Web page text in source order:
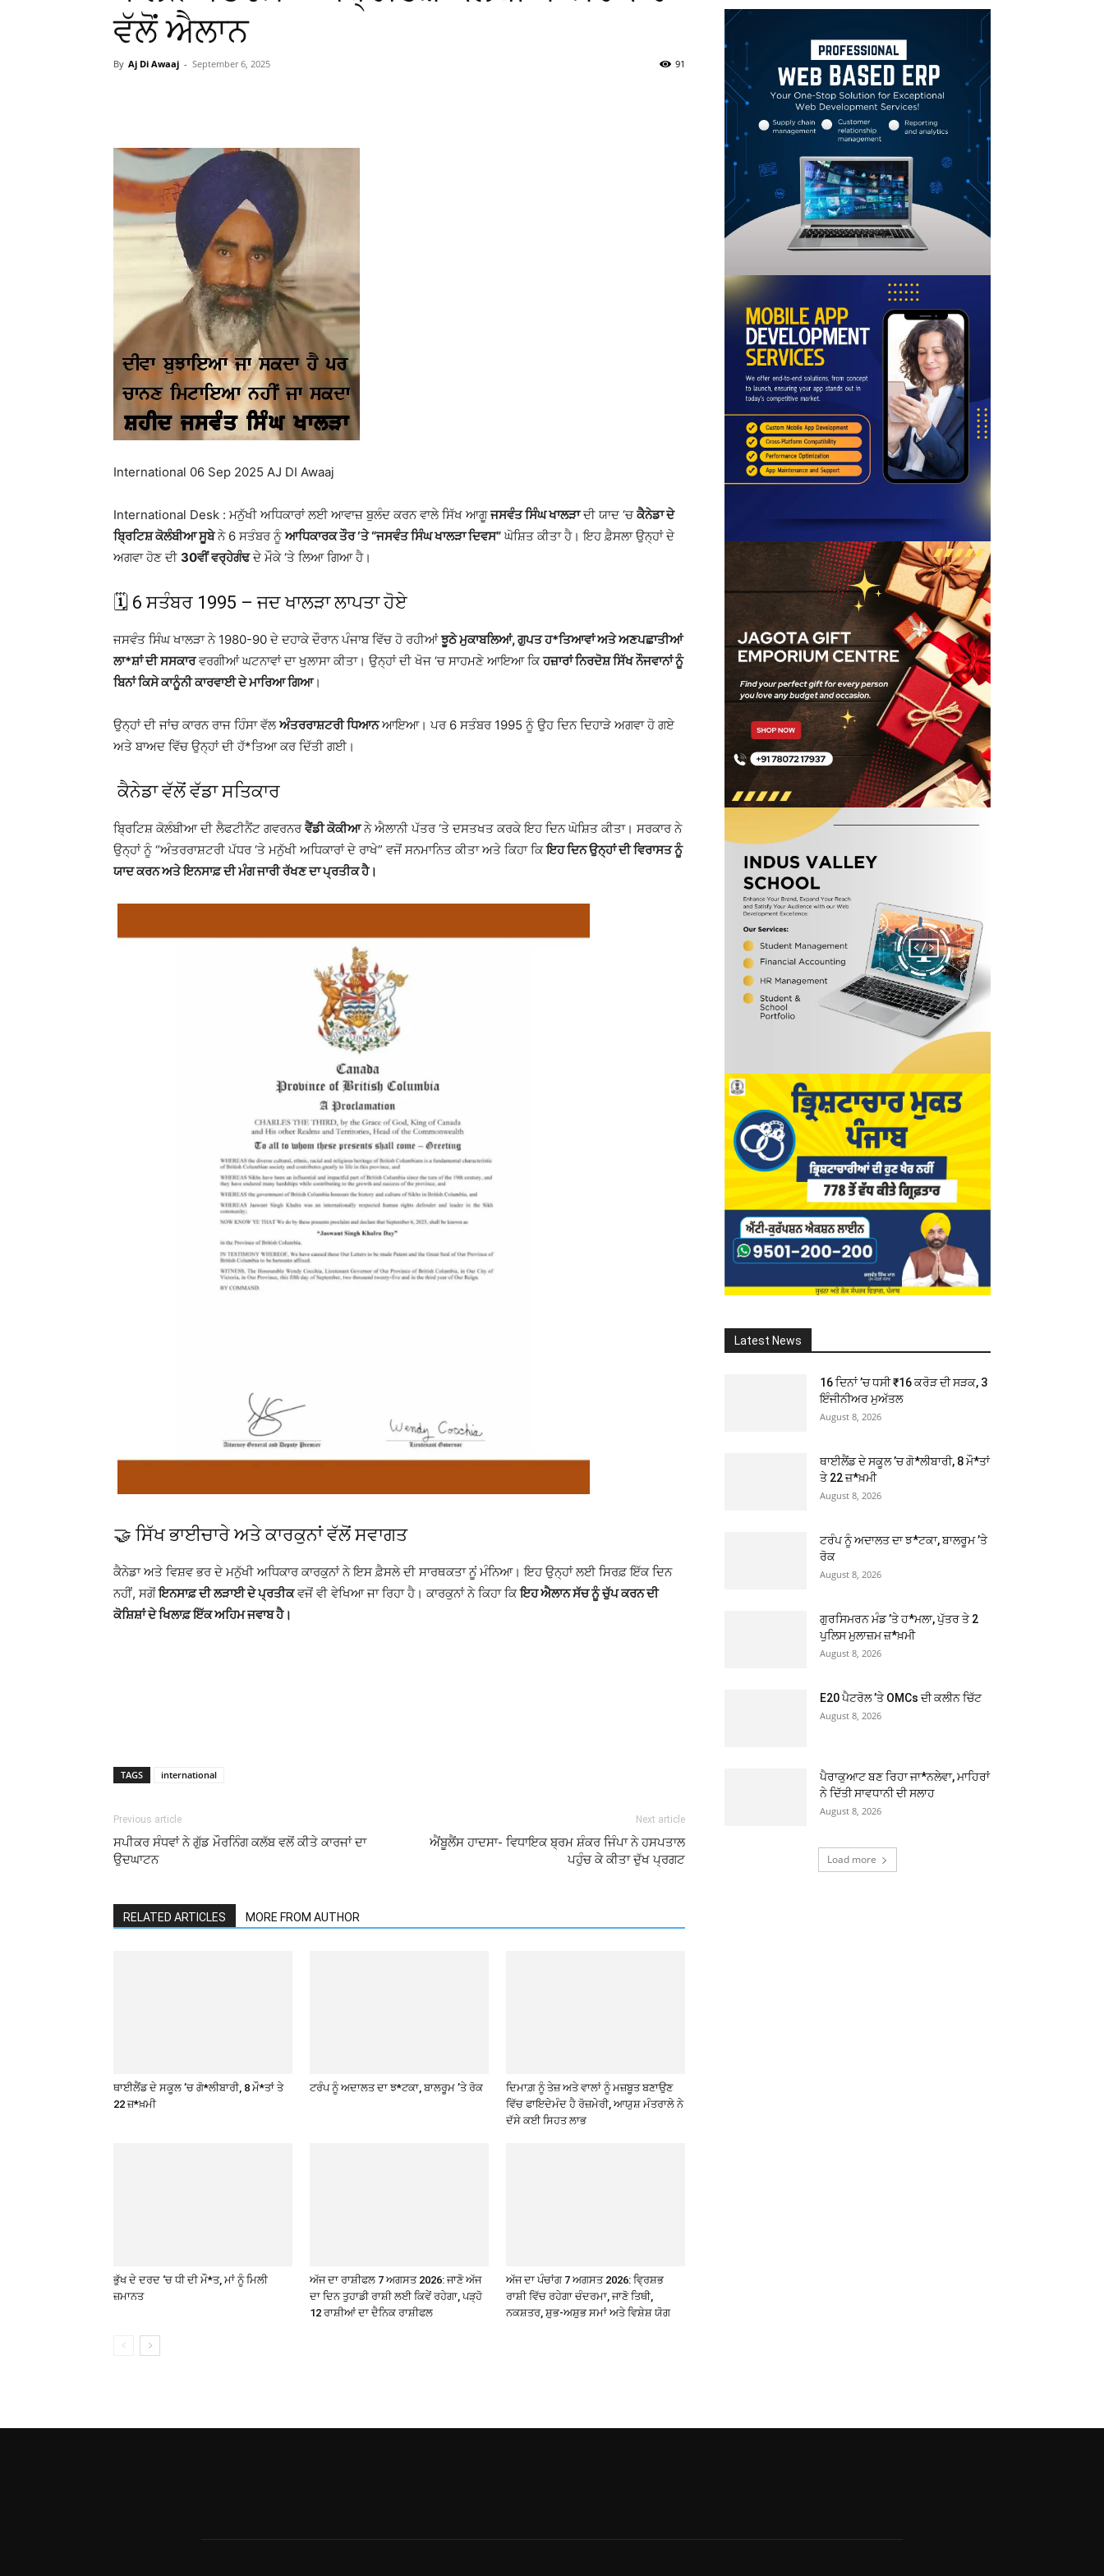
ਵੱਲੋਂ ਐਲਾਨ
By Aj Di Awaaj - September 6, 2025 91
Linkedin Email
International 06 Sep 2025 AJ DI Awaaj
International Desk : ਮਨੁੱਖੀ ਅਧਿਕਾਰਾਂ ਲਈ ਆਵਾਜ਼ ਬੁਲੰਦ ਕਰਨ ਵਾਲੇ ਸਿੱਖ ਆਗੂਜਸਵੰਤ ਸਿੰਘ ਖਾਲੜਾਦੀ ਯਾਦ ‘ਚਕੈਨੇਡਾ ਦੇ
ਬ੍ਰਿਟਿਸ਼ ਕੋਲੰਬੀਆ ਸੂਬੇਨੇ 6 ਸਤੰਬਰ ਨੂੰਆਧਿਕਾਰਕ ਤੌਰ ‘ਤੇ “ਜਸਵੰਤ ਸਿੰਘ ਖਾਲੜਾ ਦਿਵਸ” ਘੋਸ਼ਿਤ ਕੀਤਾ ਹੈ। ਇਹ ਫ਼ੈਸਲਾ ਉਨ੍ਹਾਂ ਦੇ
ਅਗਵਾ ਹੋਣ ਦੀ 30ਵੀਂ ਵਰ੍ਹੇਗੰਢਦੇ ਮੌਕੇ ‘ਤੇ ਲਿਆ ਗਿਆ ਹੈ।
🗓 6 ਸਤੰਬਰ 1995 – ਜਦ ਖਾਲੜਾ ਲਾਪਤਾ ਹੋਏ
ਜਸਵੰਤ ਸਿੰਘ ਖਾਲੜਾ ਨੇ 1980-90 ਦੇ ਦਹਾਕੇ ਦੌਰਾਨ ਪੰਜਾਬ ਵਿੱਚ ਹੋ ਰਹੀਆਂਝੂਠੇ ਮੁਕਾਬਲਿਆਂ, ਗੁਪਤ ਹ*ਤਿਆਵਾਂ ਅਤੇ ਅਣਪਛਾਤੀਆਂ
ਲਾ*ਸ਼ਾਂ ਦੀ ਸਸਕਾਰਵਰਗੀਆਂ ਘਟਨਾਵਾਂ ਦਾ ਖੁਲਾਸਾ ਕੀਤਾ। ਉਨ੍ਹਾਂ ਦੀ ਖੋਜ ‘ਚ ਸਾਹਮਣੇ ਆਇਆ ਕਿਹਜ਼ਾਰਾਂ ਨਿਰਦੋਸ਼ ਸਿੱਖ ਨੌਜਵਾਨਾਂ ਨੂੰ
ਬਿਨਾਂ ਕਿਸੇ ਕਾਨੂੰਨੀ ਕਾਰਵਾਈ ਦੇ ਮਾਰਿਆ ਗਿਆ।
ਉਨ੍ਹਾਂ ਦੀ ਜਾਂਚ ਕਾਰਨ ਰਾਜ ਹਿੰਸਾ ਵੱਲਅੰਤਰਰਾਸ਼ਟਰੀ ਧਿਆਨਆਇਆ। ਪਰ 6 ਸਤੰਬਰ 1995 ਨੂੰ ਉਹ ਦਿਨ ਦਿਹਾੜੇ ਅਗਵਾ ਹੋ ਗਏ
ਅਤੇ ਬਾਅਦ ਵਿੱਚ ਉਨ੍ਹਾਂ ਦੀ ਹੱ*ਤਿਆ ਕਰ ਦਿੱਤੀ ਗਈ।
ਕੈਨੇਡਾ ਵੱਲੋਂ ਵੱਡਾ ਸਤਿਕਾਰ
ਬ੍ਰਿਟਿਸ਼ ਕੋਲੰਬੀਆ ਦੀ ਲੈਫਟੀਨੈਂਟ ਗਵਰਨਰਵੈਂਡੀ ਕੋਕੀਆਨੇ ਐਲਾਨੀ ਪੱਤਰ ‘ਤੇ ਦਸਤਖਤ ਕਰਕੇ ਇਹ ਦਿਨ ਘੋਸ਼ਿਤ ਕੀਤਾ। ਸਰਕਾਰ ਨੇ
ਉਨ੍ਹਾਂ ਨੂੰ “ਅੰਤਰਰਾਸ਼ਟਰੀ ਪੱਧਰ ‘ਤੇ ਮਨੁੱਖੀ ਅਧਿਕਾਰਾਂ ਦੇ ਰਾਖੇ” ਵਜੋਂ ਸਨਮਾਨਿਤ ਕੀਤਾ ਅਤੇ ਕਿਹਾ ਕਿਇਹ ਦਿਨ ਉਨ੍ਹਾਂ ਦੀ ਵਿਰਾਸਤ ਨੂੰ
ਯਾਦ ਕਰਨ ਅਤੇ ਇਨਸਾਫ਼ ਦੀ ਮੰਗ ਜਾਰੀ ਰੱਖਣ ਦਾ ਪ੍ਰਤੀਕ ਹੈ।
🤝 ਸਿੱਖ ਭਾਈਚਾਰੇ ਅਤੇ ਕਾਰਕੁਨਾਂ ਵੱਲੋਂ ਸਵਾਗਤ
ਕੈਨੇਡਾ ਅਤੇ ਵਿਸ਼ਵ ਭਰ ਦੇ ਮਨੁੱਖੀ ਅਧਿਕਾਰ ਕਾਰਕੁਨਾਂ ਨੇ ਇਸ ਫ਼ੈਸਲੇ ਦੀ ਸਾਰਥਕਤਾ ਨੂਂ ਮੰਨਿਆ। ਇਹ ਉਨ੍ਹਾਂ ਲਈ ਸਿਰਫ਼ ਇੱਕ ਦਿਨ
ਨਹੀਂ, ਸਗੋਂਇਨਸਾਫ਼ ਦੀ ਲੜਾਈ ਦੇ ਪ੍ਰਤੀਕਵਜੋਂ ਵੀ ਵੇਖਿਆ ਜਾ ਰਿਹਾ ਹੈ। ਕਾਰਕੁਨਾਂ ਨੇ ਕਿਹਾ ਕਿਇਹ ਐਲਾਨ ਸੱਚ ਨੂੰ ਚੁੱਪ ਕਰਨ ਦੀ
ਕੋਸ਼ਿਸ਼ਾਂ ਦੇ ਖਿਲਾਫ਼ ਇੱਕ ਅਹਿਮ ਜਵਾਬ ਹੈ।
TAGS international
Previous article
ਸਪੀਕਰ ਸੰਧਵਾਂ ਨੇ ਗੁੱਡ ਮੌਰਨਿੰਗ ਕਲੱਬ ਵਲੋਂ ਕੀਤੇ ਕਾਰਜਾਂ ਦਾ
ਉਦਘਾਟਨ
Next article
ਐਂਬੂਲੈਂਸ ਹਾਦਸਾ- ਵਿਧਾਇਕ ਬ੍ਰਮ ਸ਼ੰਕਰ ਜਿੰਪਾ ਨੇ ਹਸਪਤਾਲ
ਪਹੁੰਚ ਕੇ ਕੀਤਾ ਦੁੱਖ ਪ੍ਰਗਟ
RELATED ARTICLES MORE FROM AUTHOR
ਥਾਈਲੈਂਡ ਦੇ ਸਕੂਲ ’ਚ ਗੋ*ਲੀਬਾਰੀ, 8 ਮੌ*ਤਾਂ ਤੇ
22 ਜ਼*ਖ਼ਮੀ
ਟਰੰਪ ਨੂੰ ਅਦਾਲਤ ਦਾ ਝ*ਟਕਾ, ਬਾਲਰੂਮ ’ਤੇ ਰੋਕ
ਦਿਮਾਗ਼ ਨੂੰ ਤੇਜ਼ ਅਤੇ ਵਾਲਾਂ ਨੂੰ ਮਜ਼ਬੂਤ ਬਣਾਉਣ
ਵਿੱਚ ਫਾਇਦੇਮੰਦ ਹੈ ਰੋਜ਼ਮੇਰੀ, ਆਯੁਸ਼ ਮੰਤਰਾਲੇ ਨੇ
ਦੱਸੇ ਕਈ ਸਿਹਤ ਲਾਭ
ਭੁੱਖ ਦੇ ਦਰਦ ‘ਚ ਧੀ ਦੀ ਮੌ*ਤ, ਮਾਂ ਨੂੰ ਮਿਲੀ
ਜ਼ਮਾਨਤ
ਅੱਜ ਦਾ ਰਾਸ਼ੀਫਲ 7 ਅਗਸਤ 2026: ਜਾਣੋ ਅੱਜ
ਦਾ ਦਿਨ ਤੁਹਾਡੀ ਰਾਸ਼ੀ ਲਈ ਕਿਵੇਂ ਰਹੇਗਾ, ਪੜ੍ਹੋ
12 ਰਾਸ਼ੀਆਂ ਦਾ ਦੈਨਿਕ ਰਾਸ਼ੀਫਲ
ਅੱਜ ਦਾ ਪੰਚਾਂਗ 7 ਅਗਸਤ 2026: ਵ੍ਰਿਸ਼ਭ
ਰਾਸ਼ੀ ਵਿੱਚ ਰਹੇਗਾ ਚੰਦਰਮਾ, ਜਾਣੋ ਤਿਥੀ,
ਨਕਸ਼ਤਰ, ਸ਼ੁਭ-ਅਸ਼ੁਭ ਸਮਾਂ ਅਤੇ ਵਿਸ਼ੇਸ਼ ਯੋਗ
Latest News
16 ਦਿਨਾਂ ’ਚ ਧਸੀ ₹16 ਕਰੋੜ ਦੀ ਸੜਕ, 3
ਇੰਜੀਨੀਅਰ ਮੁਅੱਤਲ
August 8, 2026
ਥਾਈਲੈਂਡ ਦੇ ਸਕੂਲ ’ਚ ਗੋ*ਲੀਬਾਰੀ, 8 ਮੌ*ਤਾਂ
ਤੇ 22 ਜ਼*ਖ਼ਮੀ
August 8, 2026
ਟਰੰਪ ਨੂੰ ਅਦਾਲਤ ਦਾ ਝ*ਟਕਾ, ਬਾਲਰੂਮ ’ਤੇ
ਰੋਕ
August 8, 2026
ਗੁਰਸਿਮਰਨ ਮੰਡ ’ਤੇ ਹ*ਮਲਾ, ਪੁੱਤਰ ਤੇ 2
ਪੁਲਿਸ ਮੁਲਾਜ਼ਮ ਜ਼*ਖ਼ਮੀ
August 8, 2026
E20 ਪੈਟਰੋਲ ’ਤੇ OMCs ਦੀ ਕਲੀਨ ਚਿੱਟ
August 8, 2026
ਪੈਰਾਕੁਆਟ ਬਣ ਰਿਹਾ ਜਾ*ਨਲੇਵਾ, ਮਾਹਿਰਾਂ
ਨੇ ਦਿੱਤੀ ਸਾਵਧਾਨੀ ਦੀ ਸਲਾਹ
August 8, 2026
Load more